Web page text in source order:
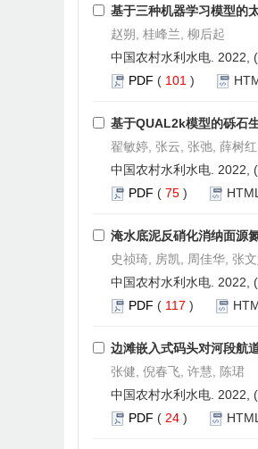
基于三种机器学习模型的
赵朔, 桂峰兰, 柳后起
中国农村水利水电. 2022, (
PDF ( 101 )
基于QUAL2k模型的砾石
翟敏婷, 张云, 张弛, 薛树
中国农村水利水电. 2022, (
PDF ( 75 ) HTML
淹水底泥反硝化消纳面源
史祯琦, 房凯, 周佳华, 张
中国农村水利水电. 2022, (
PDF ( 117 )
边滩嵌入式码头对河段航
张健, 倪春飞, 许慧, 陈珺
中国农村水利水电. 2022, (
PDF ( 24 ) HTML